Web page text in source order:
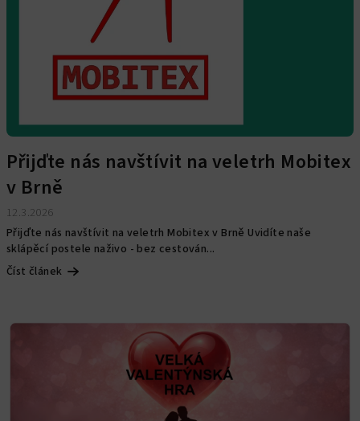
Přijďte nás navštívit na veletrh Mobitex
v Brně
12.3.2026
Přijďte nás navštívit na veletrh Mobitex v Brně Uvidíte naše
sklápěcí postele naživo - bez cestován...
Číst článek